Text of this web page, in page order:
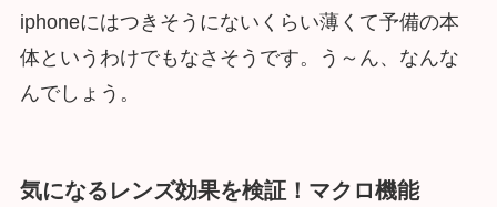
iphoneにはつきそうにないくらい薄くて予備の本
体というわけでもなさそうです。う～ん、なんな
んでしょう。
気になるレンズ効果を検証！マクロ機能